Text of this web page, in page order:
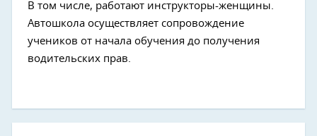
В том числе, работают инструкторы-женщины.
Автошкола осуществляет сопровождение
учеников от начала обучения до получения
водительских прав.